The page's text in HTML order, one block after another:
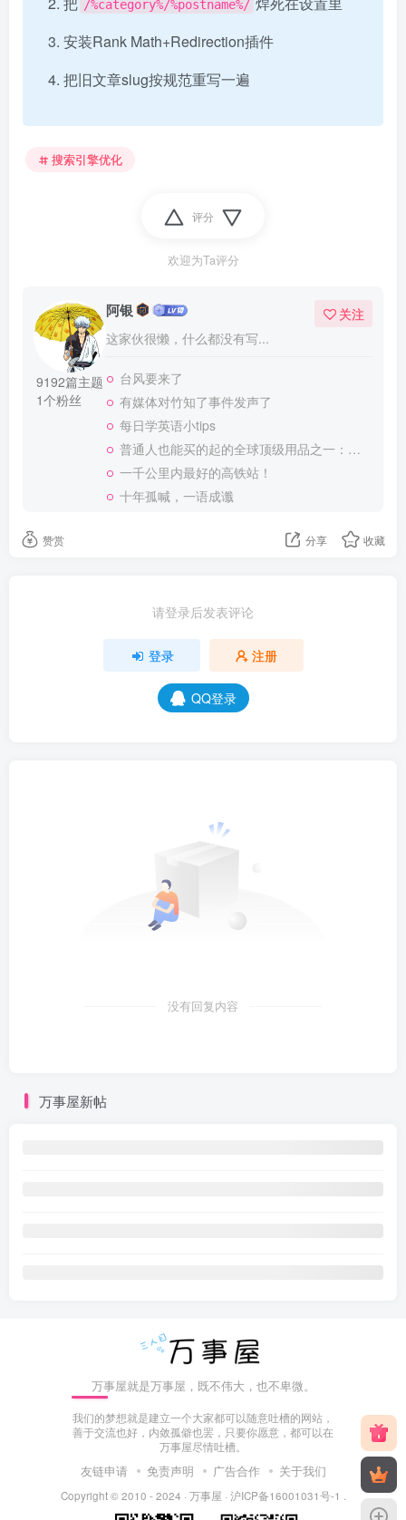
/%category%/%postname%/
安装Rank Math+Redirection插件
把旧文章slug按规范重写一遍
搜索引擎优化
评分
欢迎为Ta评分
9192篇主题
1个粉丝
阿银
这家伙很懒，什么都没有写...
关注
台风要来了
有媒体对竹知了事件发声了
每日学英语小tips
普通人也能买的起的全球顶级用品之一：WD-40润滑除锈剂！
一千公里内最好的高铁站！
十年孤喊，一语成谶
赞赏 分享 收藏
请登录后发表评论
登录 注册
QQ登录
没有回复内容
万事屋新帖
万事屋就是万事屋，既不伟大，也不卑微。
我们的梦想就是建立一个大家都可以随意吐槽的网站，
善于交流也好，内敛孤僻也罢，只要你愿意，都可以在
万事屋尽情吐槽。
友链申请 免责声明 广告合作 关于我们
Copyright © 2010 - 2024 · 万事屋 · 沪ICP备16001031号-1